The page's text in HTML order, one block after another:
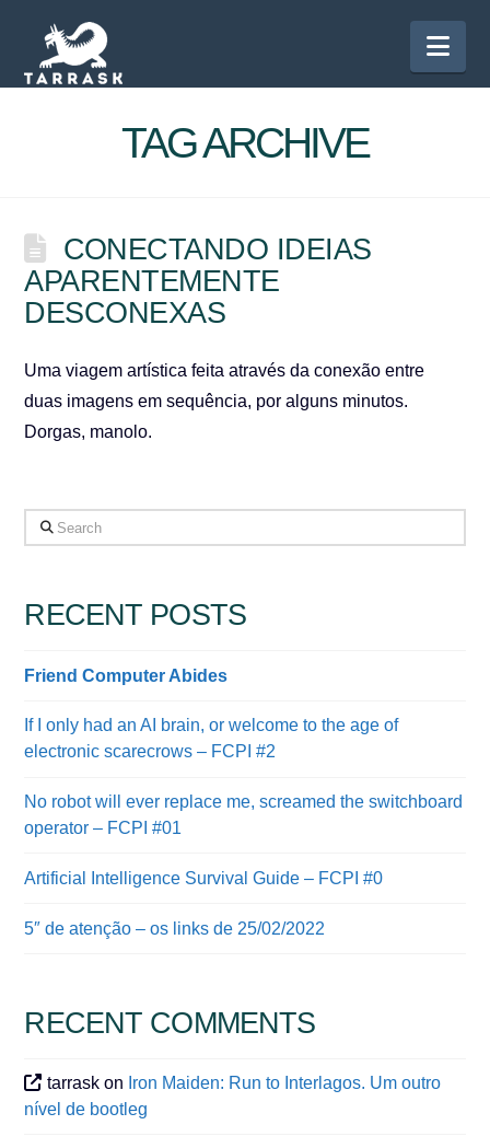
TAG ARCHIVE
CONECTANDO IDEIAS
APARENTEMENTE
DESCONEXAS
Uma viagem artística feita através da conexão entre
duas imagens em sequência, por alguns minutos.
Dorgas, manolo.
Search
RECENT POSTS
Friend Computer Abides
If I only had an AI brain, or welcome to the age of
electronic scarecrows – FCPI #2
No robot will ever replace me, screamed the switchboard
operator – FCPI #01
Artificial Intelligence Survival Guide – FCPI #0
5″ de atenção – os links de 25/02/2022
RECENT COMMENTS
tarrask on Iron Maiden: Run to Interlagos. Um outro
nível de bootleg